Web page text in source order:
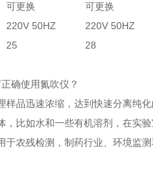
可更换 可更换
220V 50HZ 220V 50HZ
25 28
确使用氮吹仪？
品迅速浓缩，达到快速分离纯
比如水和一些有机溶剂，在实
农残检测，制药行业、环境监